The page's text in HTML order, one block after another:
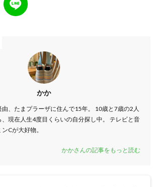
かか
、たまプラーザに住んで15年。 10歳と7歳の2人
現在人生4度目くらいの自分探し中。 テレビと音
Cが大好物。
かかさんの記事をもっと読む